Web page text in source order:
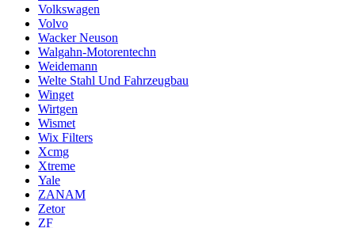
Volkswagen
Volvo
Wacker Neuson
Walgahn-Motorentechn
Weidemann
Welte Stahl Und Fahrzeugbau
Winget
Wirtgen
Wismet
Wix Filters
Xcmg
Xtreme
Yale
ZANAM
Zetor
ZF